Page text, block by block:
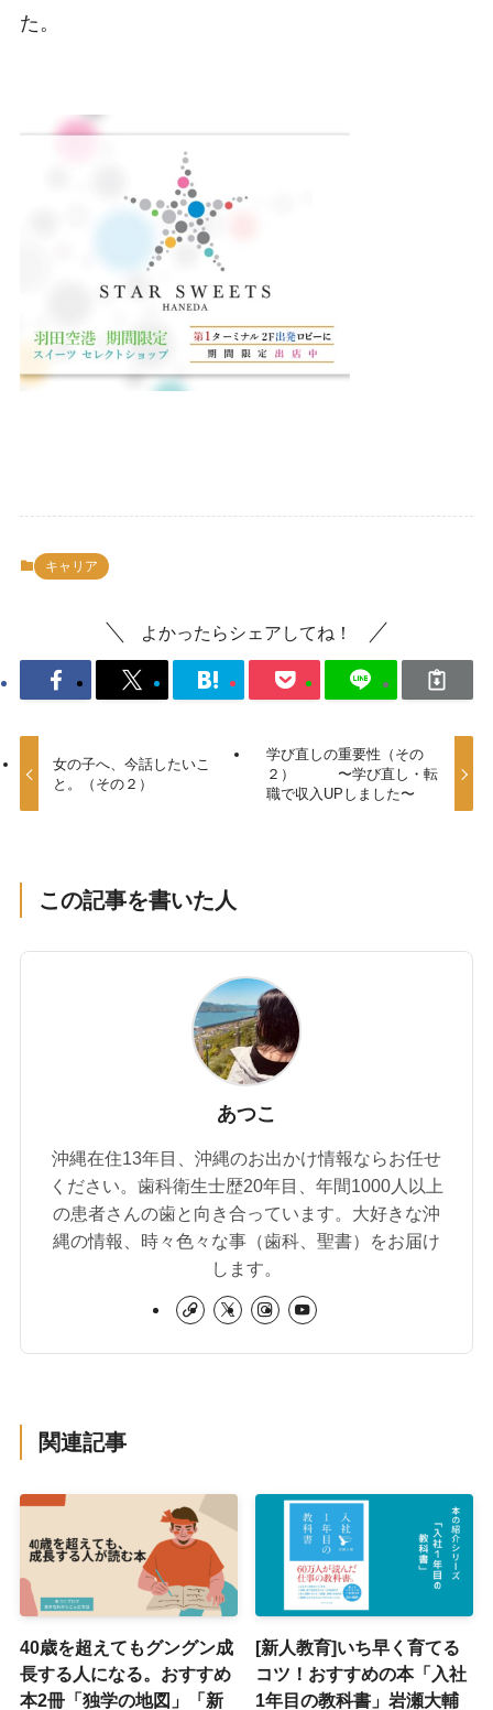
た。
キャリア
よかったらシェアしてね！
女の子へ、今話したいこ
と。（その２）
学び直しの重要性（その
２） 〜学び直し・転
職で収入UPしました〜
この記事を書いた人
あつこ
沖縄在住13年目、沖縄のお出かけ情報ならお任せ
ください。歯科衛生士歴20年目、年間1000人以上
の患者さんの歯と向き合っています。大好きな沖
縄の情報、時々色々な事（歯科、聖書）をお届け
します。
関連記事
40歳を超えてもグングン成
長する人になる。おすすめ
本2冊「独学の地図」「新
[新人教育]いち早く育てる
コツ！おすすめの本「入社
1年目の教科書」岩瀬大輔